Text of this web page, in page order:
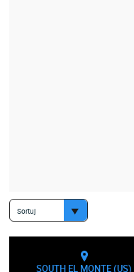
Sortuj
SOUTH EL MONTE (US)